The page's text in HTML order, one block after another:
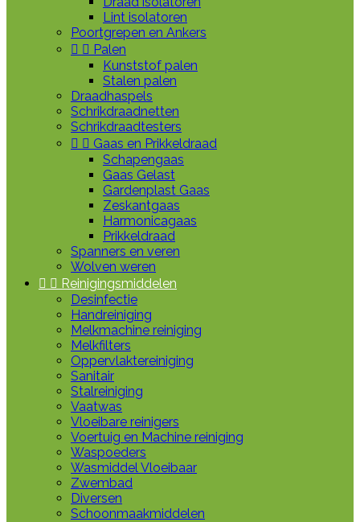
Lint isolatoren
Poortgrepen en Ankers
  Palen
Kunststof palen
Stalen palen
Draadhaspels
Schrikdraadnetten
Schrikdraadtesters
  Gaas en Prikkeldraad
Schapengaas
Gaas Gelast
Gardenplast Gaas
Zeskantgaas
Harmonicagaas
Prikkeldraad
Spanners en veren
Wolven weren
  Reinigingsmiddelen
Desinfectie
Handreiniging
Melkmachine reiniging
Melkfilters
Oppervlaktereiniging
Sanitair
Stalreiniging
Vaatwas
Vloeibare reinigers
Voertuig en Machine reiniging
Waspoeders
Wasmiddel Vloeibaar
Zwembad
Diversen
Schoonmaakmiddelen